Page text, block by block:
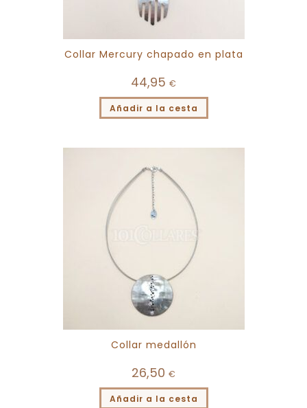
Collar Mercury chapado en plata
44,95 €
Añadir a la cesta
Collar medallón
26,50 €
Añadir a la cesta